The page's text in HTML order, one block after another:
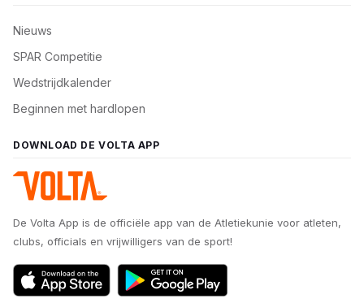
Nieuws
SPAR Competitie
Wedstrijdkalender
Beginnen met hardlopen
DOWNLOAD DE VOLTA APP
De Volta App is de officiële app van de Atletiekunie voor atleten,
clubs, officials en vrijwilligers van de sport!